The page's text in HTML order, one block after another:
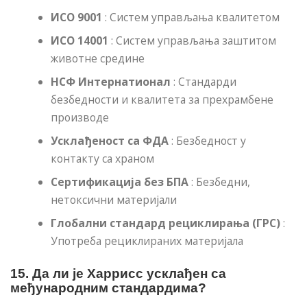
ИСО 9001 : Систем управљања квалитетом
ИСО 14001 : Систем управљања заштитом
животне средине
НСФ Интернатионал : Стандарди
безбедности и квалитета за прехрамбене
производе
Усклађеност са ФДА : Безбедност у
контакту са храном
Сертификација без БПА : Безбедни,
нетоксични материјали
Глобални стандард рециклирања (ГРС) :
Употреба рециклираних материјала
15. Да ли је Харрисс усклађен са
међународним стандардима?